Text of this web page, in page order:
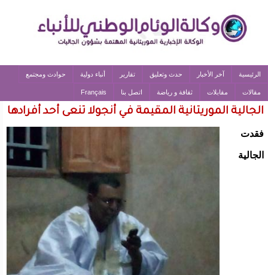
الرئيسية آخر الأخبار حدث وتعليق تقارير أنباء دولية حوادث ومجتمع
مقالات مقابلات ثقافة و رياضة اتصل بنا Français
الجالية الموريتانية المقيمة في أنجولا تنعى أحد أفرادها
فقدت
الجالية